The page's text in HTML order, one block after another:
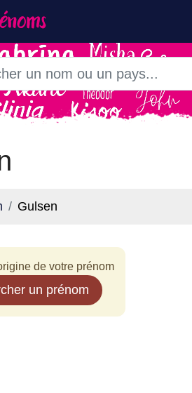
Gulsen
de votre prénom
un prénom